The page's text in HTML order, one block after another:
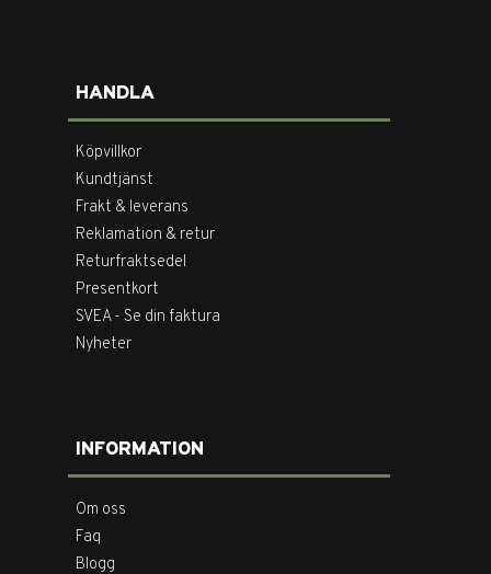
HANDLA
Köpvillkor
Kundtjänst
Frakt & leverans
Reklamation & retur
Returfraktsedel
Presentkort
SVEA - Se din faktura
Nyheter
INFORMATION
Om oss
Faq
Blogg